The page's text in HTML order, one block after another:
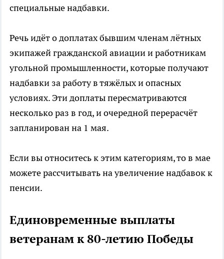
специальные надбавки.
Речь идёт о доплатах бывшим членам лётных
экипажей гражданской авиации и работникам
угольной промышленности, которые получают
надбавки за работу в тяжёлых и опасных
условиях. Эти доплаты пересматриваются
несколько раз в год, и очередной перерасчёт
запланирован на 1 мая.
Если вы относитесь к этим категориям, то в мае
можете рассчитывать на увеличение надбавок к
пенсии.
Единовременные выплаты
ветеранам к 80-летию Победы